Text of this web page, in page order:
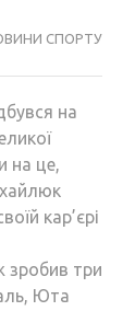
СПОРТУ
на
на це,
кар’єрі
зробив три
Юта